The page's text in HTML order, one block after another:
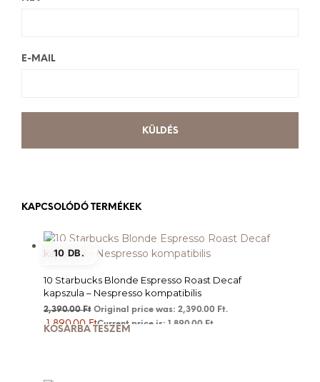
E-MAIL
KAPCSOLÓDÓ TERMÉKEK
10 DB.
10 Starbucks Blonde Espresso Roast Decaf
kapszula – Nespresso kompatibilis
2,390.00Ft Original price was: 2,390.00 Ft.
1,890.00FtCurrent price is: 1,890.00 Ft.
KOSÁRBA TESZEM